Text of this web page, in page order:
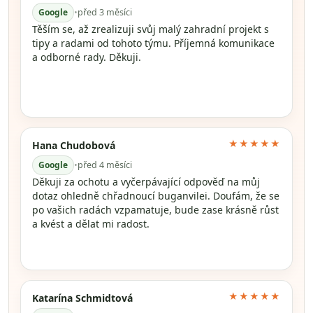
Google •před 3 měsíci
Těším se, až zrealizuji svůj malý zahradní projekt s
tipy a radami od tohoto týmu. Příjemná komunikace
a odborné rady. Děkuji.
Hana Chudobová
Google •před 4 měsíci
★★★★★
Děkuji za ochotu a vyčerpávající odpověď na můj
dotaz ohledně chřadnoucí buganvilei. Doufám, že se
po vašich radách vzpamatuje, bude zase krásně růst
a kvést a dělat mi radost.
Katarína Schmidtová ★★★★★